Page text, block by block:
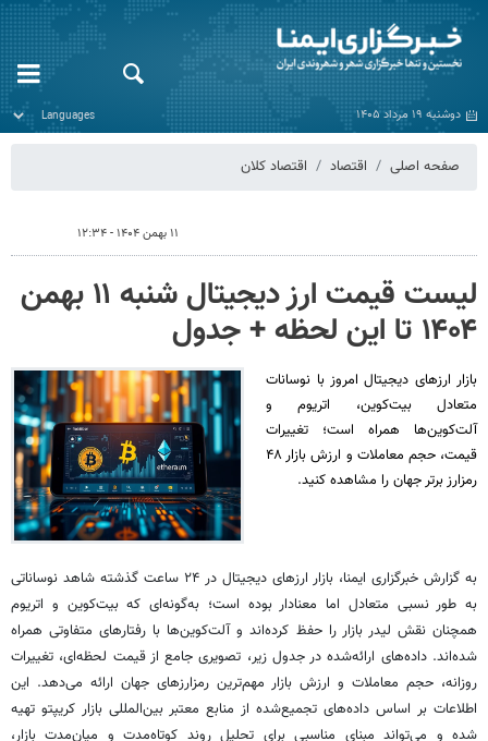
دوشنبه ۱۹ مرداد ۱۴۰۵
صفحه اصلی اقتصاد اقتصاد کلان
۱۱ بهمن ۱۴۰۴ - ۱۲:۳۴
لیست قیمت ارز دیجیتال شنبه ۱۱ بهمن
۱۴۰۴ تا این لحظه + جدول
بازار ارزهای دیجیتال امروز با نوسانات
متعادل بیت‌کوین، اتریوم و
آلت‌کوین‌ها همراه است؛ تغییرات
قیمت، حجم معاملات و ارزش بازار ۴۸
رمزارز برتر جهان را مشاهده کنید.
به گزارش خبرگزاری ایمنا، بازار ارزهای دیجیتال در ۲۴ ساعت گذشته شاهد نوساناتی
به طور نسبی متعادل اما معنادار بوده است؛ به‌گونه‌ای که بیت‌کوین و اتریوم
همچنان نقش لیدر بازار را حفظ کرده‌اند و آلت‌کوین‌ها با رفتارهای متفاوتی همراه
شده‌اند. داده‌های ارائه‌شده در جدول زیر، تصویری جامع از قیمت لحظه‌ای، تغییرات
روزانه، حجم معاملات و ارزش بازار مهم‌ترین رمزارزهای جهان ارائه می‌دهد. این
اطلاعات بر اساس داده‌های تجمیع‌شده از منابع معتبر بین‌المللی بازار کریپتو تهیه
شده و می‌تواند مبنای مناسبی برای تحلیل روند کوتاه‌مدت و میان‌مدت بازار،